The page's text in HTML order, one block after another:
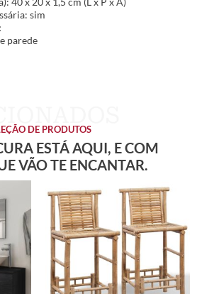
sim
parede
DE PRODUTOS
ESTÁ AQUI, E COM
VÃO TE ENCANTAR.